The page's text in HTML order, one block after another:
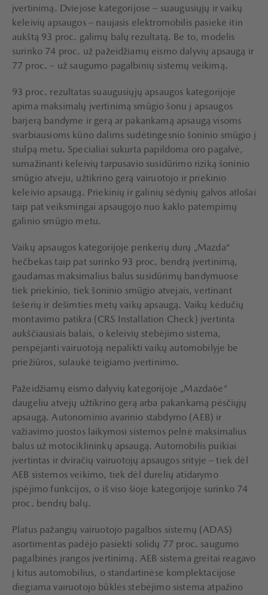
įvertinimą. Dviejose kategorijose – suaugusiųjų ir vaikų
keleivių apsaugos – naujasis elektromobilis pasiekė itin
aukštą 93 proc. galimų balų rezultatą. Be to, modelis
surinko 74 proc. už pažeidžiamų eismo dalyvių apsaugą ir
77 proc. – už saugumo pagalbinių sistemų veikimą.
93 proc. rezultatas suaugusiųjų apsaugos kategorijoje
apima maksimalų įvertinimą smūgio šonu į apsaugos
barjerą bandyme ir gerą ar pakankamą apsaugą visoms
svarbiausioms kūno dalims sudėtingesnio šoninio smūgio į
stulpą metu. Specialiai sukurta papildoma oro pagalvė,
sumažinanti keleivių tarpusavio susidūrimo riziką šoninio
smūgio atveju, užtikrino gerą vairuotojo ir priekinio
keleivio apsaugą. Priekinių ir galinių sėdynių galvos atlošai
taip pat veiksmingai apsaugojo nuo kaklo patempimų
galinio smūgio metu.
Vaikų apsaugos kategorijoje penkerių durų „Mazda“
hečbekas taip pat surinko 93 proc. bendrą įvertinimą,
gaudamas maksimalius balus susidūrimų bandymuose
tiek priekinio, tiek šoninio smūgio atvejais, vertinant
šešerių ir dešimties metų vaikų apsaugą. Vaikų kėdučių
montavimo patikra (CRS Installation Check) įvertinta
aukščiausiais balais, o keleivių stebėjimo sistema,
perspėjanti vairuotoją nepalikti vaikų automobilyje be
priežiūros, sulaukė teigiamo įvertinimo.
Pažeidžiamų eismo dalyvių kategorijoje „Mazda6e“
daugeliu atvejų užtikrino gerą arba pakankamą pėsčiųjų
apsaugą. Autonominio avarinio stabdymo (AEB) ir
važiavimo juostos laikymosi sistemos pelnė maksimalius
balus už motociklininkų apsaugą. Automobilis puikiai
įvertintas ir dviračių vairuotojų apsaugos srityje – tiek dėl
AEB sistemos veikimo, tiek dėl durelių atidarymo
įspėjimo funkcijos, o iš viso šioje kategorijoje surinko 74
proc. bendrų balų.
Platus pažangių vairuotojo pagalbos sistemų (ADAS)
asortimentas padėjo pasiekti solidų 77 proc. saugumo
pagalbinės įrangos įvertinimą. AEB sistema greitai reagavo
į kitus automobilius, o standartinėse komplektacijose
diegiama vairuotojo būklės stebėjimo sistema atpažino